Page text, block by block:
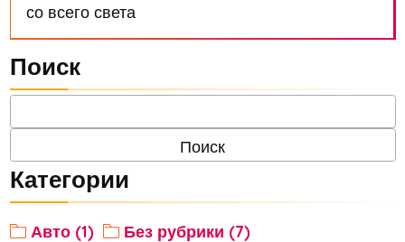
со всего света
Поиск
Категории
Авто (1)
Без рубрики (7)